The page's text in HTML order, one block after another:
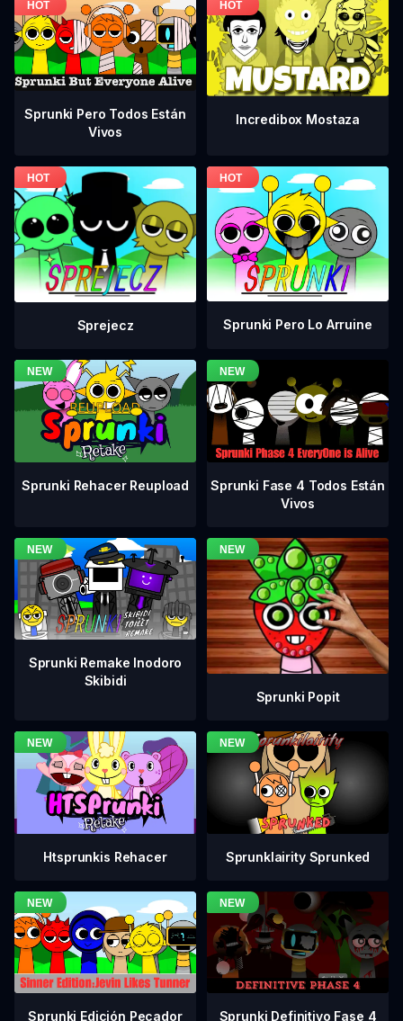
Sprunki Pero Todos Están
Vivos
Incredibox Mostaza
Sprejecz Sprunki Pero Lo Arruine
Sprunki Rehacer Reupload
Sprunki Fase 4 Todos Están
Vivos
Sprunki Remake Inodoro
Skibidi
Sprunki Popit
Htsprunkis Rehacer Sprunklairity Sprunked
Sprunki Edición Pecador Sprunki Definitivo Fase 4